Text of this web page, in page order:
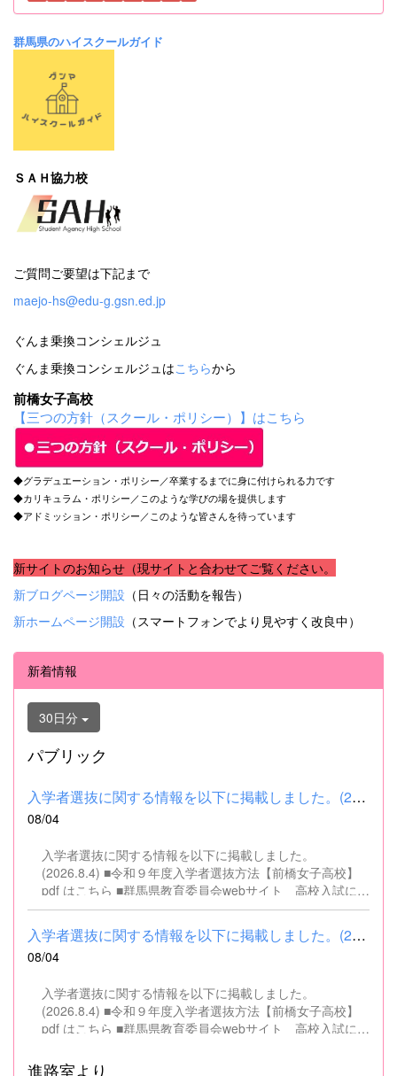
群馬県のハイスクールガイド
ＳＡＨ協力校
ご質問ご要望は下記まで
maejo-hs@edu-g.gsn.ed.jp
ぐんま乗換コンシェルジュ
ぐんま乗換コンシェルジュはこちらから
前橋女子高校
【三つの方針（スクール・ポリシー）】はこちら
◆グラデュエーション・ポリシー／卒業するまでに身に付けられる力です
◆カリキュラム・ポリシー／このような学びの場を提供します
◆アドミッション・ポリシー／このような皆さんを待っています
新サイトのお知らせ（現サイトと合わせてご覧ください。
新ブログページ開設 （日々の活動を報告）
新ホームページ開設 （スマートフォンでより見やすく改良中）
新着情報
30日分
パブリック
入学者選抜に関する情報を以下に掲載しました。(2026.8.4) ■令和...
08/04
入学者選抜に関する情報を以下に掲載しました。
(2026.8.4) ■令和９年度入学者選抜方法【前橋女子高校】
pdf はこちら ■群馬県教育委員会webサイト 高校入試に関
するページはこちら
入学者選抜に関する情報を以下に掲載しました。(2026.8.4) ■令和...
08/04
入学者選抜に関する情報を以下に掲載しました。
(2026.8.4) ■令和９年度入学者選抜方法【前橋女子高校】
pdf はこちら ■群馬県教育委員会webサイト 高校入試に関
進路室より